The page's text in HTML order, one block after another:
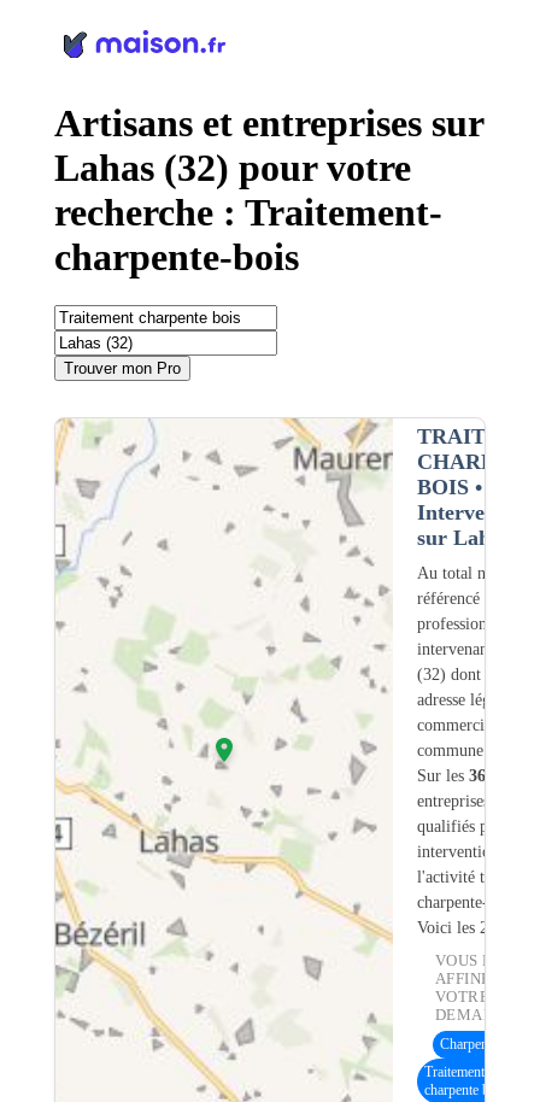
Artisans et entreprises sur
Lahas (32) pour votre
recherche : Traitement-
charpente-bois
Trouver mon Pro
BOIS•
Intervention
sur Lahas
Au total nous
référencé
professionnels
intervenant sur
(32) dont
adresse légale ou
commerciale
commune.
Sur les 36
entreprises
qualifiés pour une
intervention sur
l'activité
charpente-bois.
Voici les 20
VOUS
AFFINER
VOTRE
DEMANDE :
Charpente bois
Traitement
charpente bois